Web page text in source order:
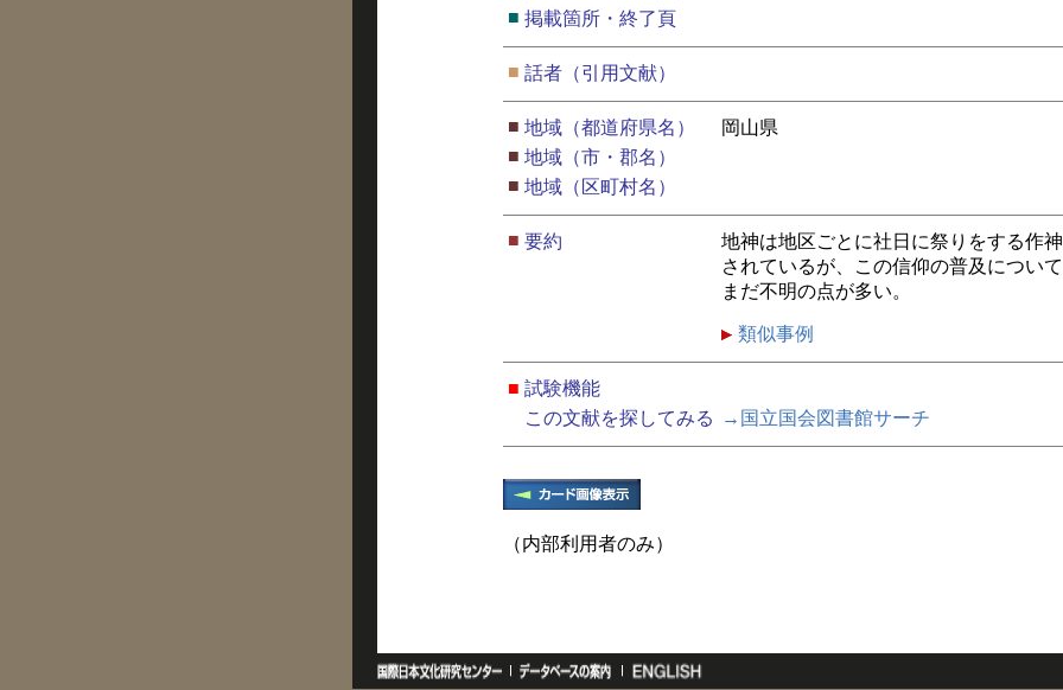
■ 掲載箇所・終了頁
■ 話者（引用文献）
■ 地域（都道府県名）
岡山県
■ 地域（市・郡名）
■ 地域（区町村名）
■ 要約
地神は地区ごとに社日に祭りをする作
されているが、この信仰の普及につい
まだ不明の点が多い。
類似事例
■ 試験機能
この文献を探してみる
→国立国会図書館サーチ
（内部利用者のみ）